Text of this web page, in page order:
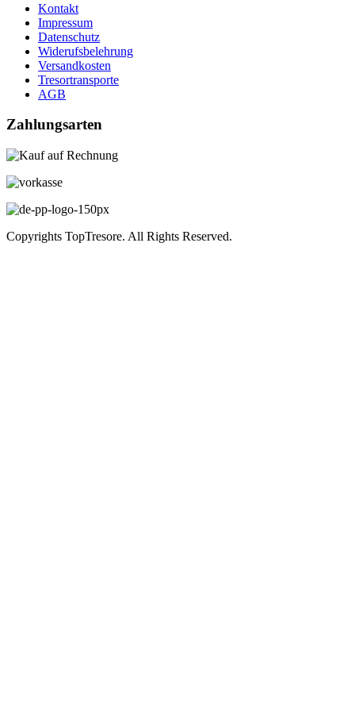
Kontakt
Impressum
Datenschutz
Widerufsbelehrung
Versandkosten
Tresortransporte
AGB
Zahlungsarten
Copyrights TopTresore. All Rights Reserved.